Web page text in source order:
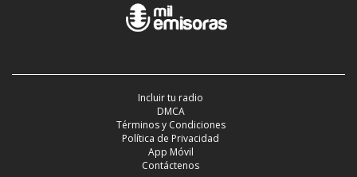
Incluir tu radio
DMCA
Términos y Condiciones
Política de Privacidad
App Móvil
Contáctenos